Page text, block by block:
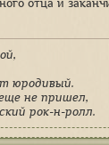
отца и
юродивый.
не пришел,
рок-н-ролл.